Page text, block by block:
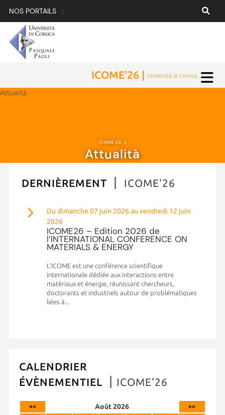
NOS PORTAILS :
ICOME'26 | Università di Corsica
Attualità
ICOME'26 |
Attualità
DERNIÈREMENT ICOME'26
Du dimanche 07 juin 2026 au vendredi 12 juin
2026
ICOME26 – Edition 2026 de
l’INTERNATIONAL CONFERENCE ON
MATERIALS & ENERGY
L’ICOME est une conférence scientifique
internationale dédiée aux interactions entre
matériaux et énergie, réunissant chercheurs,
doctorants et industriels autour de problématiques
liées à...
CALENDRIER
ÉVÈNEMENTIEL
ICOME'26
<< Août 2026
>>